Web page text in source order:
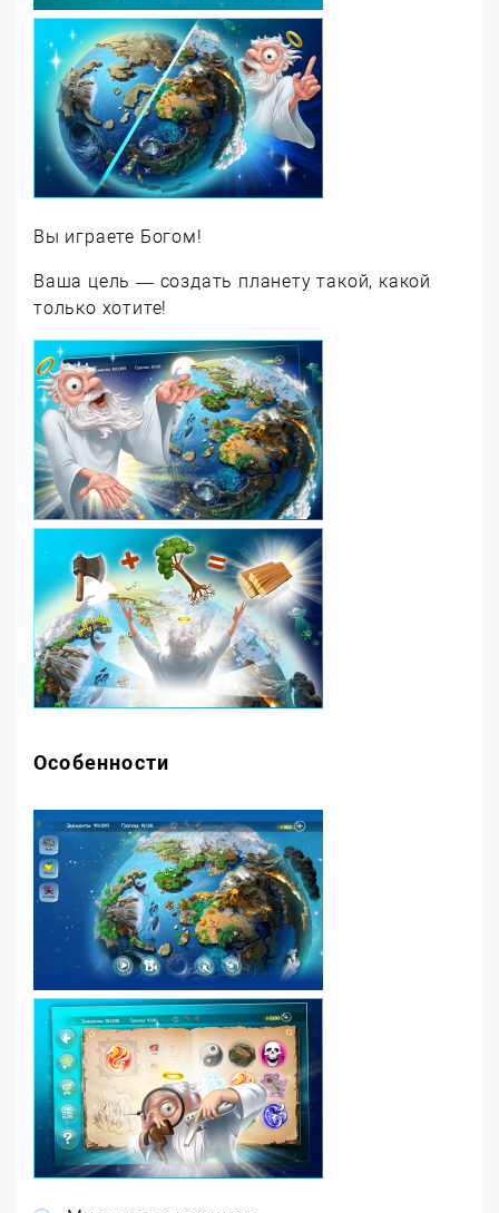
Вы играете Богом!
Ваша цель — создать планету такой, какой
только хотите!
Особенности